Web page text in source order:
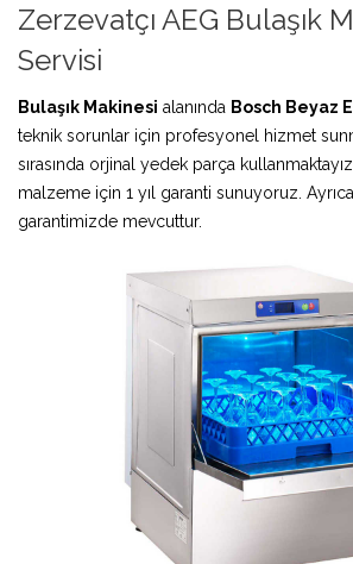
Zerzevatçı AEG Bulaşık
Servisi
Bulaşık Makinesi alanında Bosch Beyaz
teknik sorunlar için profesyonel hizmet
sırasında orjinal yedek parça
malzeme için 1 yıl garanti sunuyoruz.
garantimizde mevcuttur.